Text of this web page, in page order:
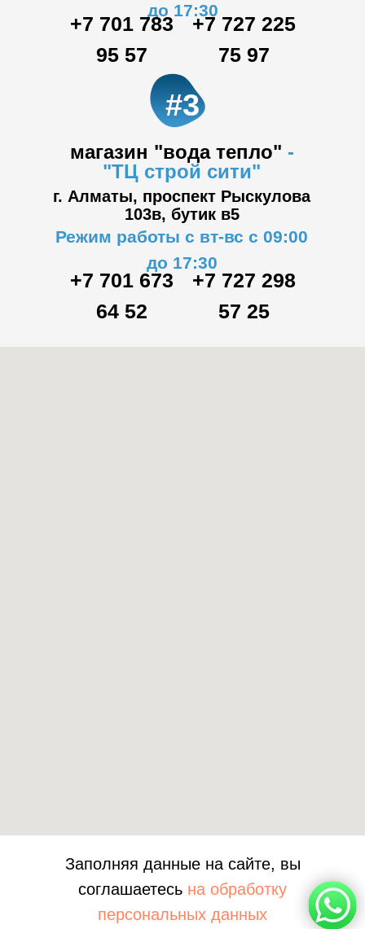
до 17:30
магазин "вода тепло" -
"ТЦ строй сити"
#3
г. Алматы, проспект Рыскулова
103в, бутик в5
Режим работы с вт-вс с 09:00
до 17:30
+7 701 783
95 57
+7 727 225
75 97
+7 701 673
64 52
+7 727 298
57 25
Заполняя данные на сайте, вы
соглашаетесь на обработку
персональных данных